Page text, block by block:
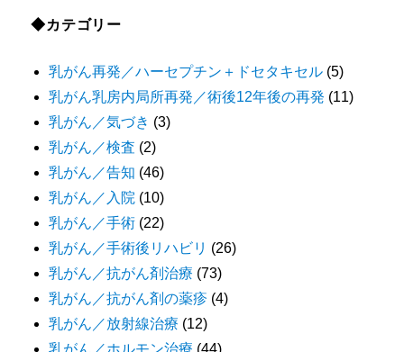
◆カテゴリー
乳がん再発／ハーセプチン＋ドセタキセル (5)
乳がん乳房内局所再発／術後12年後の再発 (11)
乳がん／気づき (3)
乳がん／検査 (2)
乳がん／告知 (46)
乳がん／入院 (10)
乳がん／手術 (22)
乳がん／手術後リハビリ (26)
乳がん／抗がん剤治療 (73)
乳がん／抗がん剤の薬疹 (4)
乳がん／放射線治療 (12)
乳がん／ホルモン治療 (44)